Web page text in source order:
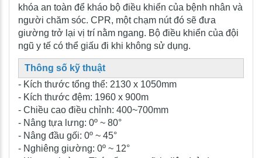
khóa an toàn để kháo bộ điều khiển của bệnh nhân và
người chăm sóc. CPR, một chạm nút đó sẽ đưa
giường trở lại vị trí nằm ngang. Bộ điều khiển của đội
ngũ y tế có thể giấu đi khi không sử dụng.
Thông số kỹ thuật
- Kích thước tổng thể: 2130 x 1050mm
- Kích thước đệm: 1960 x 900m
- Chiều cao điều chỉnh: 400~700mm
- Nâng tựa lưng: 0º ~ 80°
- Nâng đầu gối: 0º ~ 45°
- Nghiêng giường: 0º ~ 12°